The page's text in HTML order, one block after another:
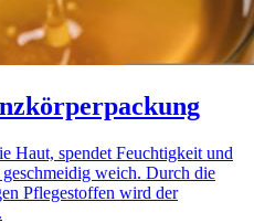
Haut, spendet Feuchtigkeit und
weich. Durch die
Pflegestoffen wird der